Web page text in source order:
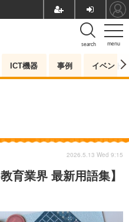
menu
search
ICT機器 事例 イベント
育業界 最新用語集】
2026.5.13 Wed 9:15